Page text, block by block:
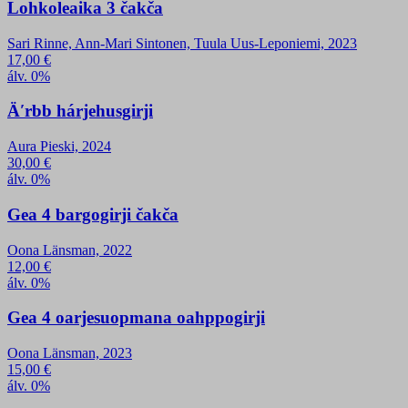
Lohkoleaika 3 čakča
Sari Rinne, Ann-Mari Sintonen, Tuula Uus-Leponiemi, 2023
17,00 €
álv. 0%
Äʹrbb hárjehusgirji
Aura Pieski, 2024
30,00 €
álv. 0%
Gea 4 bargogirji čakča
Oona Länsman, 2022
12,00 €
álv. 0%
Gea 4 oarjesuopmana oahppogirji
Oona Länsman, 2023
15,00 €
álv. 0%